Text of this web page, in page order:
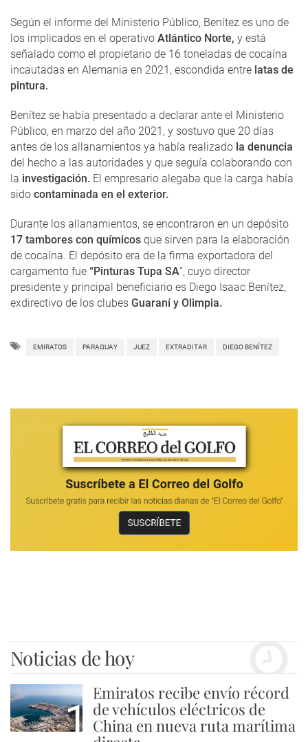
Según el informe del Ministerio Público, Benítez es uno de
los implicados en el operativo Atlántico Norte, y está
señalado como el propietario de 16 toneladas de cocaína
incautadas en Alemania en 2021, escondida entre latas de
pintura.
Benítez se había presentado a declarar ante el Ministerio
Público, en marzo del año 2021, y sostuvo que 20 días
antes de los allanamientos ya había realizado la denuncia
del hecho a las autoridades y que seguía colaborando con
la investigación. El empresario alegaba que la carga había
sido contaminada en el exterior.
Durante los allanamientos, se encontraron en un depósito
17 tambores con químicos que sirven para la elaboración
de cocaína. El depósito era de la firma exportadora del
cargamento fue “Pinturas Tupa SA”, cuyo director
presidente y principal beneficiario es Diego Isaac Benítez,
exdirectivo de los clubes Guaraní y Olimpia.
EMIRATOS PARAGUAY JUEZ EXTRADITAR DIEGO BENÍTEZ
Noticias de hoy
1
Emiratos recibe envío récord
de vehículos eléctricos de
China en nueva ruta marítima